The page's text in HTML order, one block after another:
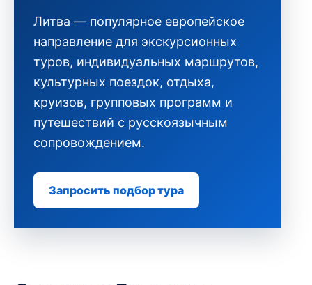
Литва — популярное европейское
направление для экскурсионных
туров, индивидуальных маршрутов,
культурных поездок, отдыха,
круизов, групповых программ и
путешествий с русскоязычным
сопровождением.
Запросить подбор тура